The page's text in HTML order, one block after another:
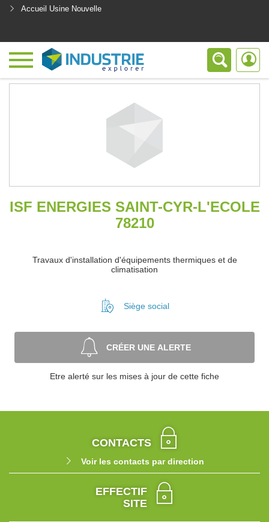
Accueil Usine Nouvelle
ISF ENERGIES SAINT-CYR-L'ECOLE
78210
Travaux d'installation d'équipements thermiques et de
climatisation
Siège social
CRÉER UNE ALERTE
Etre alerté sur les mises à jour de cette fiche
CONTACTS
Voir les contacts par direction
EFFECTIF
SITE